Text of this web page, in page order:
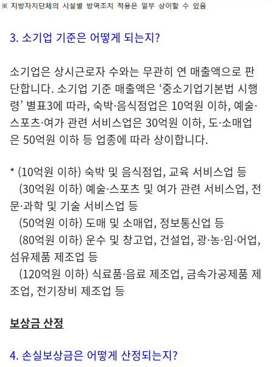
3. 소기업 기준은 어떻게 되는지?
소기업은 상시근로자 수와는 무관히 연 매출액으로 판
단합니다. 소기업 기준 매출액은 ‘중소기업기본법 시행
령’ 별표3에 따라, 숙박·음식점업은 10억원 이하, 예술·
스포츠·여가 관련 서비스업은 30억원 이하, 도·소매업
은 50억원 이하 등 업종에 따라 상이합니다.
* (10억원 이하) 숙박 및 음식점업, 교육 서비스업 등
(30억원 이하) 예술·스포츠 및 여가 관련 서비스업, 전
문·과학 및 기술 서비스업 등
(50억원 이하) 도매 및 소매업, 정보통신업 등
(80억원 이하) 운수 및 창고업, 건설업, 광·농·임·어업,
섬유제품 제조업 등
(120억원 이하) 식료품·음료 제조업, 금속가공제품 제
조업, 전기장비 제조업 등
보상금 산정
4. 손실보상금은 어떻게 산정되는지?